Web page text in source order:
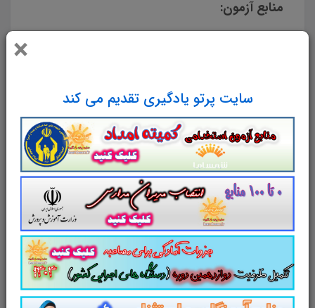
×
سایت پرتو یادگیری تقدیم می کند
منابع آزمون:
صفحه)
اصول بایگانی در مدیریت اطلاعات(جزوه در
218 صفحه)
فناوری اطلاعات سلامت(جزوه در 90 صفحه)
کدگذاری داده های سلامت (بیماری ها)
(جزوه در 181 اسلاید ICD11 + ICD10)
قانون تامین اجتماعی(جزوه در 652 صفحه)
*********
برای خرید و دانلودمنابع عمومیآزمون